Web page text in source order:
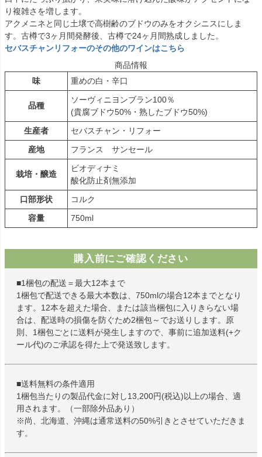
り複雑さを増します。
アクメニネと同じ土壌で高樹齢のブドウのみをオクシニスにしま
す。古樽で3ヶ月間発酵後、古樽で24ヶ月間熟成しました。
セバスチャンリフォーのその他のワインはこちら
商品情報
味
重めの白・辛口
品種
ソーヴィニヨンブラン100％
(貴腐ブドウ50%・熟したブドウ50%)
生産者
セバスチャン・リフォー
産地
フランス サンセール
栽培・醸造
ビオディナミ
酸化防止剤無添加
口部形状
コルク
容量
750ml
購入前にご確認ください
■1梱包の配送＝最大12本まで
1梱包で配送できる最大本数は、750mlの場合12本までとなり
ます。12本を超えた場合、または該当梱包に入りきらない場
合は、配送時の損傷を防ぐため2梱包～でお送りします。原
則、1梱包ごとに送料が発生しますので、事前に追加送料(+ク
ール代)のご承認を得た上で発送致します。
■送料無料の条件適用
1梱包当たりの製品代金に対し13,200円(税込)以上の場合、適
用されます。（一部除外品あり）
※尚、北海道、沖縄は通常送料の50%引きとさせていただきま
す。